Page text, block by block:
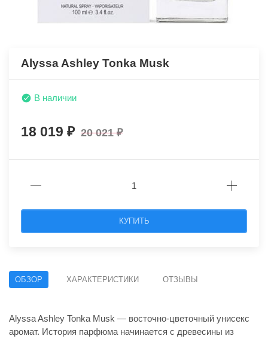
Alyssa Ashley Tonka Musk
В наличии
18 019 20 021
КУПИТЬ
ОБЗОР ХАРАКТЕРИСТИКИ ОТЗЫВЫ
Alyssa Ashley Tonka Musk — восточно-цветочный унисекс
аромат. История парфюма начинается с древесины из